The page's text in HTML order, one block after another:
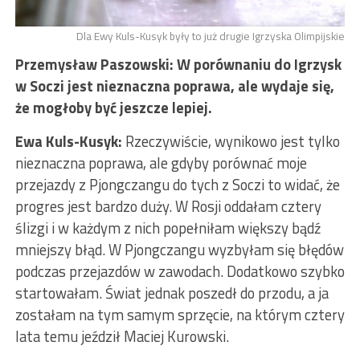
Dla Ewy Kuls-Kusyk były to już drugie Igrzyska Olimpijskie
Przemysław Paszowski: W porównaniu do Igrzysk
w Soczi jest nieznaczna poprawa, ale wydaje się,
że mogłoby być jeszcze lepiej.
Ewa Kuls-Kusyk: Rzeczywiście, wynikowo jest tylko
nieznaczna poprawa, ale gdyby porównać moje
przejazdy z Pjongczangu do tych z Soczi to widać, że
progres jest bardzo duży. W Rosji oddałam cztery
ślizgi i w każdym z nich popełniłam większy bądź
mniejszy błąd. W Pjongczangu wyzbyłam się błędów
podczas przejazdów w zawodach. Dodatkowo szybko
startowałam. Świat jednak poszedł do przodu, a ja
zostałam na tym samym sprzęcie, na którym cztery
lata temu jeździł Maciej Kurowski.